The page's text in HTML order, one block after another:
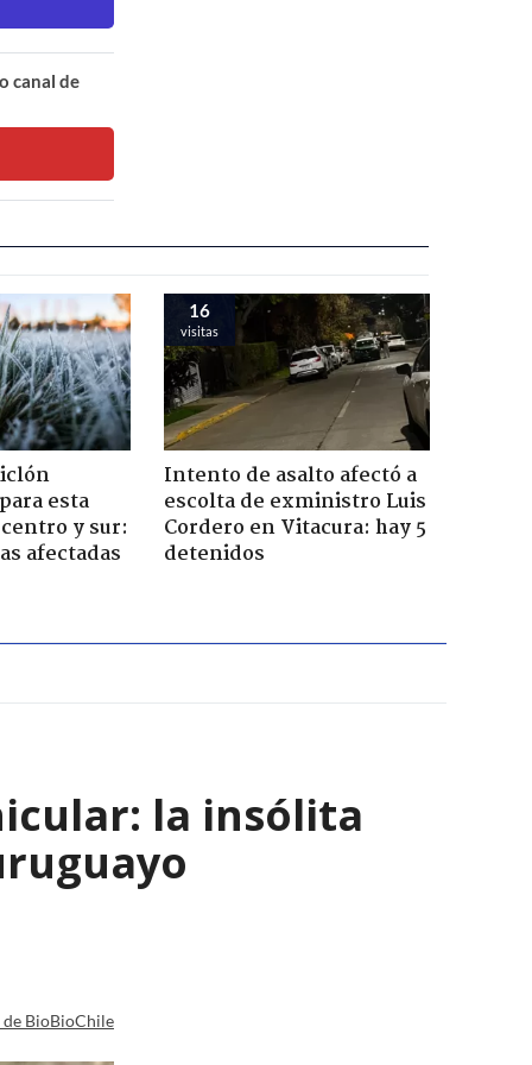
canal de
esta
y sur:
afectadas
16
visitas
Intento de asalto afectó a
escolta de exministro Luis
Cordero en Vitacura: hay 5
detenidos
la insólita
BioBioChile